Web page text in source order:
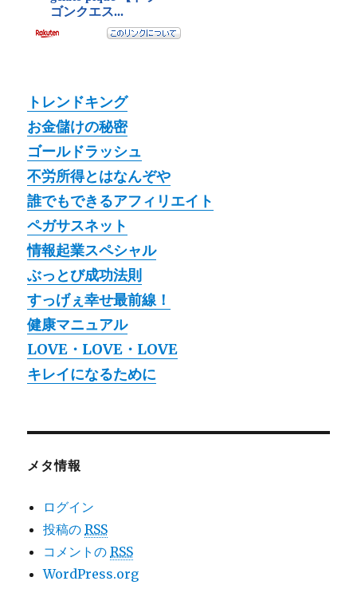
トレンドキング
お金儲けの秘密
ゴールドラッシュ
不労所得とはなんぞや
誰でもできるアフィリエイト
ペガサスネット
情報起業スペシャル
ぶっとび成功法則
すっげぇ幸せ最前線！
健康マニュアル
LOVE・LOVE・LOVE
キレイになるために
メタ情報
ログイン
投稿のRSS
コメントのRSS
WordPress.org